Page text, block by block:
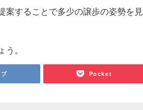
することで多少の譲歩の姿勢を
う。
ブ Pocket